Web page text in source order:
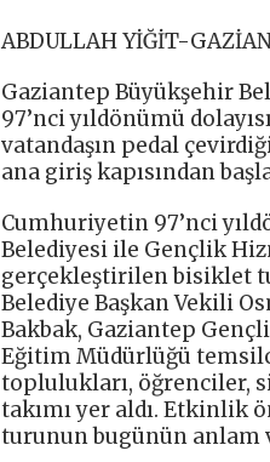
ABDULLAH YİĞİT-
Gaziantep Büyükşehir
97’nci yıldönümü
vatandaşın pedal
ana giriş kapısından
Cumhuriyetin 97’nci
Belediyesi ile Gençlik
gerçekleştirilen bisiklet
Belediye Başkan Vekili
Bakbak, Gaziantep
Eğitim Müdürlüğü
toplulukları, öğrenciler,
takımı yer aldı. Etkinlik
turunun bugünün anlam